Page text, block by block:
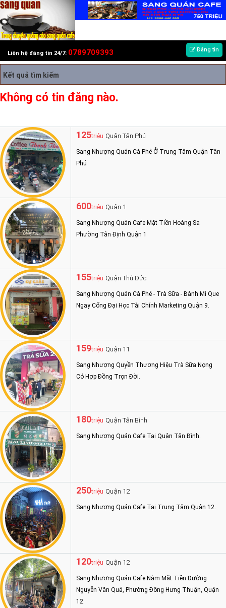
Liên hệ đăng tin 24/7: 0789709393 Đăng tin
Kết quả tìm kiếm
Không có tin đăng nào.
125triệu Quận Tân Phú
Sang Nhượng Quán Cà Phê Ở Trung Tâm Quận Tân
Phú
600triệu Quận 1
Sang Nhượng Quán Cafe Mặt Tiền Hoàng Sa
Phường Tân Định Quận 1
155triệu Quận Thủ Đức
Sang Nhượng Quán Cà Phê - Trà Sữa - Bành Mì Que
Ngay Cổng Đại Học Tài Chính Marketing Quận 9.
159triệu Quận 11
Sang Nhượng Quyền Thương Hiệu Trà Sữa Nọng
Có Hợp Đồng Trọn Đời.
180triệu Quận Tân Bình
Sang Nhượng Quán Cafe Tại Quận Tân Bình.
250triệu Quận 12
Sang Nhượng Quán Cafe Tại Trung Tâm Quận 12.
120triệu Quận 12
Sang Nhượng Quán Cafe Nằm Mặt Tiền Đường
Nguyễn Văn Quá, Phường Đông Hưng Thuận, Quận
12.